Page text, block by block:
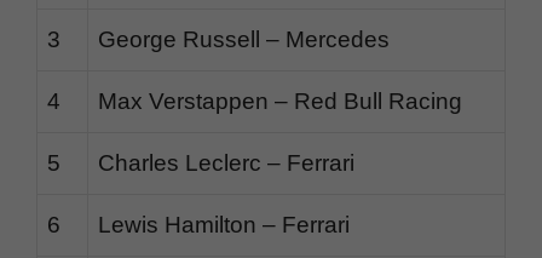
3 George Russell – Mercedes
4 Max Verstappen – Red Bull Racing
5 Charles Leclerc – Ferrari
6 Lewis Hamilton – Ferrari